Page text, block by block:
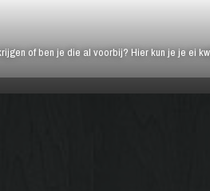
of ben je die al voorbij? Hier kun je je ei